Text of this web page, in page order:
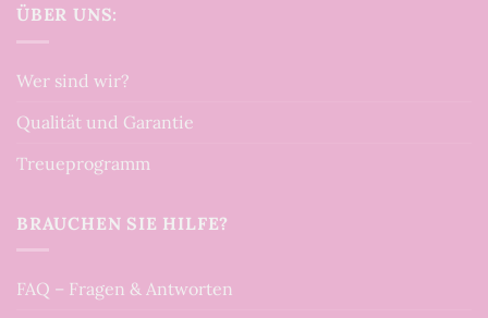
ÜBER UNS:
Wer sind wir?
Qualität und Garantie
Treueprogramm
BRAUCHEN SIE HILFE?
FAQ – Fragen & Antworten